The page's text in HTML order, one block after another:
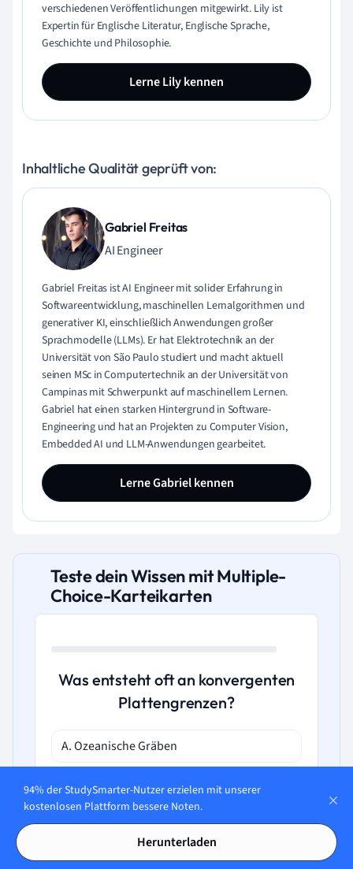
verschiedenen Veröffentlichungen mitgewirkt. Lily ist
Expertin für Englische Literatur, Englische Sprache,
Geschichte und Philosophie.
Lerne Lily kennen
Inhaltliche Qualität geprüft von:
Gabriel Freitas
AI Engineer
Gabriel Freitas ist AI Engineer mit solider Erfahrung in
Softwareentwicklung, maschinellen Lernalgorithmen und
generativer KI, einschließlich Anwendungen großer
Sprachmodelle (LLMs). Er hat Elektrotechnik an der
Universität von São Paulo studiert und macht aktuell
seinen MSc in Computertechnik an der Universität von
Campinas mit Schwerpunkt auf maschinellem Lernen.
Gabriel hat einen starken Hintergrund in Software-
Engineering und hat an Projekten zu Computer Vision,
Embedded AI und LLM-Anwendungen gearbeitet.
Lerne Gabriel kennen
Teste dein Wissen mit Multiple-
Choice-Karteikarten
Was entsteht oft an konvergenten
Plattengrenzen?
A. Ozeanische Gräben
B. Subduktion
C. Plattenverschiebung seitlich mit
Küstenwirtschaftsproblemen
94% der StudySmarter-Nutzer erzielen mit unserer
kostenlosen Plattform bessere Noten.
Herunterladen